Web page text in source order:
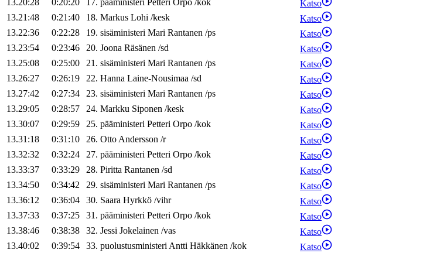
13.20:28
0:20:20 17. pääministeri Petteri Orpo /kok
Katso
13.21:48
0:21:40 18. Markus Lohi /kesk
Katso
13.22:36
0:22:28 19. sisäministeri Mari Rantanen /ps
Katso
13.23:54
0:23:46 20. Joona Räsänen /sd
Katso
13.25:08
0:25:00 21. sisäministeri Mari Rantanen /ps
Katso
13.26:27
0:26:19 22. Hanna Laine-Nousimaa /sd
Katso
13.27:42
0:27:34 23. sisäministeri Mari Rantanen /ps
Katso
13.29:05
0:28:57 24. Markku Siponen /kesk
Katso
13.30:07
0:29:59 25. pääministeri Petteri Orpo /kok
Katso
13.31:18
0:31:10 26. OttoAndersson /r
Katso
13.32:32
0:32:24 27. pääministeri Petteri Orpo /kok
Katso
13.33:37
0:33:29 28. Piritta Rantanen /sd
Katso
13.34:50
0:34:42 29. sisäministeri Mari Rantanen /ps
Katso
13.36:12
0:36:04 30. Saara Hyrkkö /vihr
Katso
13.37:33
0:37:25 31. pääministeri Petteri Orpo /kok
Katso
13.38:46
0:38:38 32. Jessi Jokelainen /vas
Katso
13.40:02
0:39:54 33. puolustusministeriAntti Häkkänen /kok
Katso